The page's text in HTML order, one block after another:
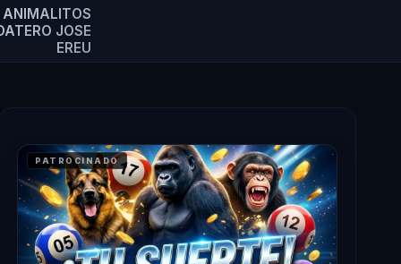
ANIMALITOS
JOSE
EREU
PATROCINADO